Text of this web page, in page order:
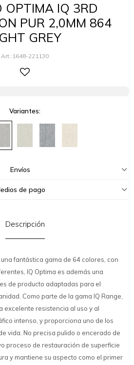
OPTIMA IQ 3RD
PUR 2,0MM 864
GREY
1648-221130
Variantes:
Envíos
de pago
Descripción
fantástica gama de 64 colores, con
IQ Optima es además una
de producto adaptadas para el
Como parte de la gama IQ Range,
excelente resistencia al uso y al
intenso, y proporciona uno de los
vida. No precisa pulido o encerado de
proceso de restauración de superficie
y mantiene su aspecto como el primer